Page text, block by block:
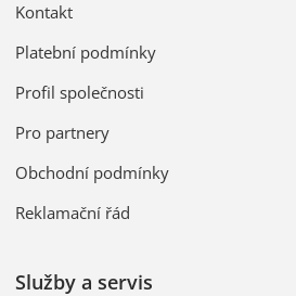
Kontakt
Platební podmínky
Profil společnosti
Pro partnery
Obchodní podmínky
Reklamační řád
Služby a servis